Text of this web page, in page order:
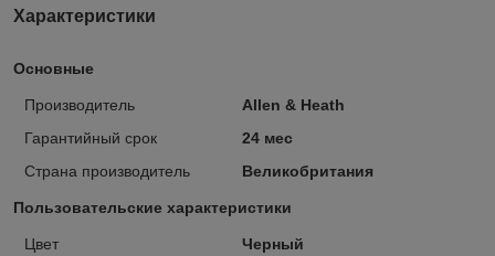
Характеристики
Основные
Производитель
Allen & Heath
Гарантийный срок
24 мес
Страна производитель
Великобритания
Пользовательские характеристики
Цвет
Черный